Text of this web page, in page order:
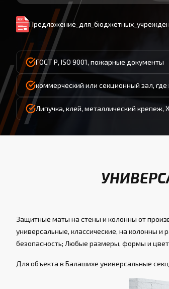
ГОСТ Р, ISO 9001, пожарные документы
коммерческий или секционный зал,
Липучка, клей, металлический
Защитные маты на стены и колонны от
универсальные, классические, на колонны
безопасность; Любые размеры, формы и
Для объекта в Балашихе универсальные